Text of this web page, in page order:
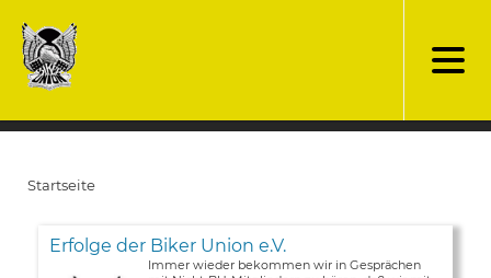
zum
Inhalt
Startseite
Erfolge der Biker Union e.V.
Immer wieder bekommen wir in Gesprächen